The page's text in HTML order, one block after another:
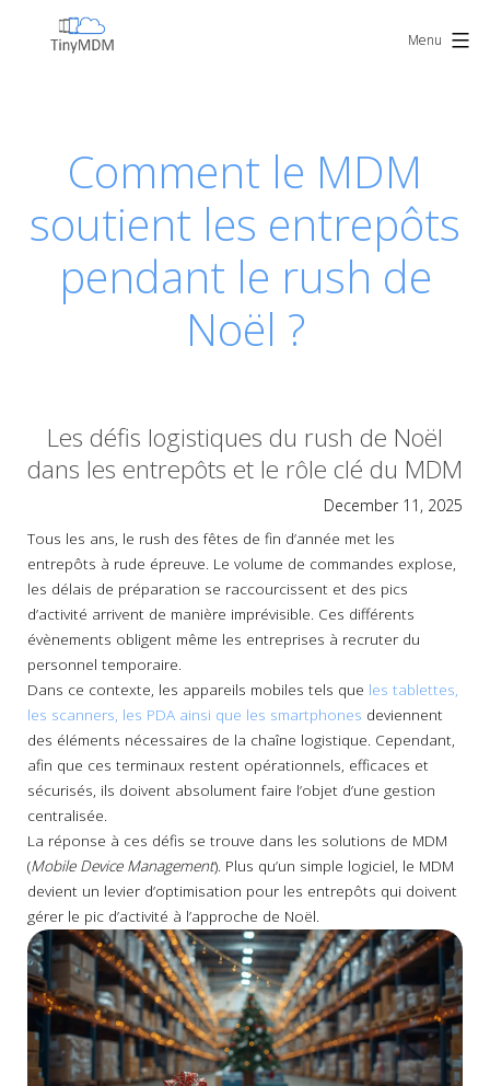
TinyMDM Menu
Comment le MDM
soutient les entrepôts
pendant le rush de
Noël ?
Les défis logistiques du rush de Noël
dans les entrepôts et le rôle clé du MDM
December 11, 2025
Tous les ans, le rush des fêtes de fin d’année met les
entrepôts à rude épreuve. Le volume de commandes explose,
les délais de préparation se raccourcissent et des pics
d’activité arrivent de manière imprévisible. Ces différents
évènements obligent même les entreprises à recruter du
personnel temporaire.
Dans ce contexte, les appareils mobiles tels que les tablettes,
les scanners, les PDA ainsi que les smartphones deviennent
des éléments nécessaires de la chaîne logistique. Cependant,
afin que ces terminaux restent opérationnels, efficaces et
sécurisés, ils doivent absolument faire l’objet d’une gestion
centralisée.
La réponse à ces défis se trouve dans les solutions de MDM
(Mobile Device Management). Plus qu’un simple logiciel, le MDM
devient un levier d’optimisation pour les entrepôts qui doivent
gérer le pic d’activité à l’approche de Noël.